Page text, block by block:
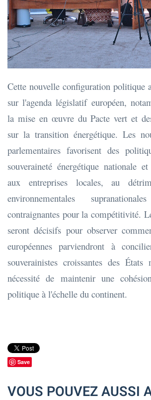
Cette nouvelle configuration politique
sur l'agenda législatif européen,
la mise en œuvre du Pacte vert et
sur la transition énergétique. Les
parlementaires favorisent des
souveraineté énergétique nationale
aux entreprises locales, au
environnementales
contraignantes pour la compétitivité.
seront décisifs pour observer
européennes parviendront à
souverainistes croissantes des États
nécessité de maintenir une
politique à l'échelle du continent.
Save
VOUS POUVEZ AUSSI